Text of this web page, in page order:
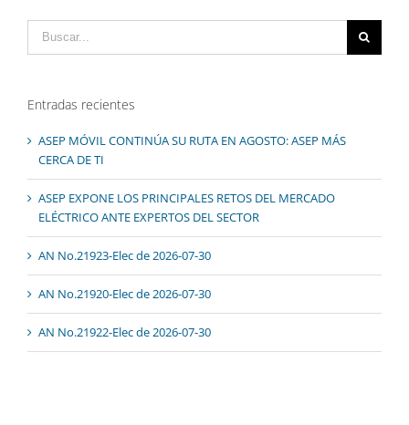
Buscar:
Entradas recientes
ASEP MÓVIL CONTINÚA SU RUTA EN AGOSTO: ASEP MÁS
CERCA DE TI
ASEP EXPONE LOS PRINCIPALES RETOS DEL MERCADO
ELÉCTRICO ANTE EXPERTOS DEL SECTOR
AN No.21923-Elec de 2026-07-30
AN No.21920-Elec de 2026-07-30
AN No.21922-Elec de 2026-07-30